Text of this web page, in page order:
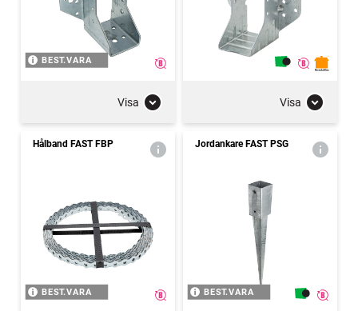
BEST.VARA
Visa Visa
Hålband FAST FBP
BEST.VARA
Jordankare FAST PSG
BEST.VARA